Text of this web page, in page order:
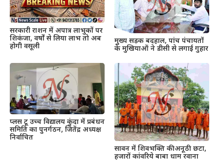
सरकारी राशन में अपात्र लाभुकों पर
शिकंजा, वर्षों से लिया लाभ तो अब
होगी वसूली
मुख्य सड़क बदहाल, पांच पंचायतों
के मुखियाओं ने डीसी से लगाई गुहार
प्लस टू उच्च विद्यालय कुंदा में प्रबंधन
समिति का पुनर्गठन, जितेंद्र अध्यक्ष
निर्वाचित
सावन में शिवभक्ति की अनूठी छटा,
हजारों कांवरिये बाबा धाम रवाना